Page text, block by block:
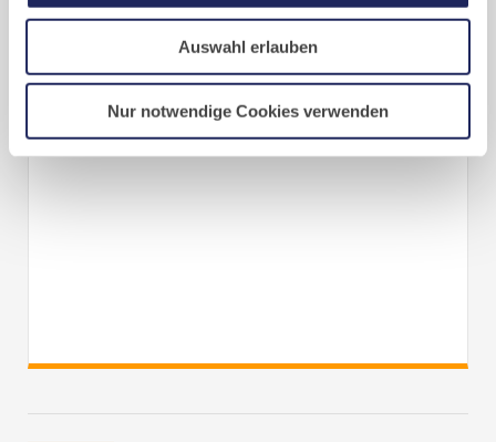
Auswahl erlauben
Nur notwendige Cookies verwenden
Video zu den Laacher Fotokursen